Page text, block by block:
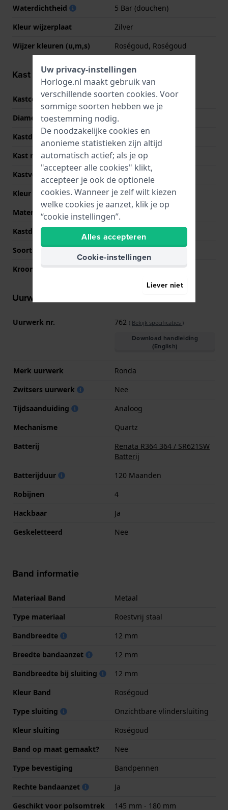
Waterdichtheid
5 Bar (douchen)
Kleur wijzerplaat
Zilver
Wijzer kleuren (u,m,s)
Roségoud, Roségoud
Kast informatie
Kastcode
5742477
Diameter
30 mm
Kastdikte
7 mm
Kast materiaal
Roestvrij staal
Kastvorm
Rond
Kleur kast
Roségoud
Materiaal kastdeksel
Roestvrij staal
Kastdeksel
Soort glas
Mineraal
Kroon
Trek kroon
Uurwerk informatie
Uurwerk nr. 762 ( Bekijk specificaties )
Download handleiding
(English)
Merk uurwerk
Ronda
Zwitsers uurwerk
Nee
Tijdsaanduiding
Analoog
Mechanisme
Quartz
Batterij
Renata R364 364 / SR621SW
Batterij
Batterijduur
120 Maanden
Robijnen
4
Hackbaar
Ja
Geskeletteerd
Nee
Band informatie
Materiaal Band
Metaal
Type materiaal
Roestvrij staal
Bandbreedte
12 mm
Breedte bandaanzet
12 mm
Bandbreedte bij sluiting
12 mm
Kleur Band
Roségoud
Type sluiting
Onzichtbare vlindersluiting
Kleur sluiting
Roségoud
Band op maat gemaakt?
Nee
Type bevestiging
Bandpennen
Rechte bandaanzet
Ja
Geschikt voor polsomtrek
145 mm - 180 mm
Uw privacy-instellingen
Horloge.nl maakt gebruik van
verschillende soorten cookies. Voor
sommige soorten hebben we je
toestemming nodig.
De noodzakelijke cookies en
anonieme statistieken zijn altijd
automatisch actief; als je op
"accepteer alle cookies" klikt,
accepteer je ook de optionele
cookies. Wanneer je zelf wilt kiezen
welke cookies je aanzet, klik je op
“cookie instellingen”.
Alles accepteren
Cookie-instellingen
Liever niet